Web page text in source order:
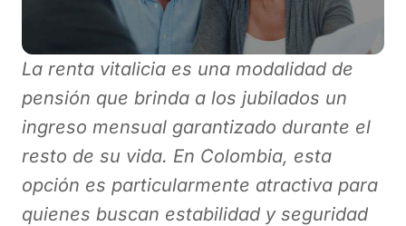
La renta vitalicia es una modalidad de
pensión que brinda a los jubilados un
ingreso mensual garantizado durante el
resto de su vida. En Colombia, esta
opción es particularmente atractiva para
quienes buscan estabilidad y seguridad